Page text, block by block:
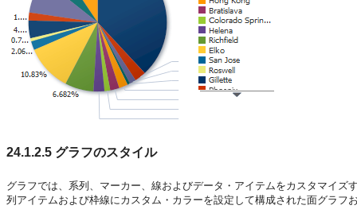
24.1.2.5 グラフのスタイル
グラフでは、系列、マーカー、線およびデータ・アイテムをカスタマイ
列アイテムおよび枠線にカスタム・カラーを設定して構成された面グラフ